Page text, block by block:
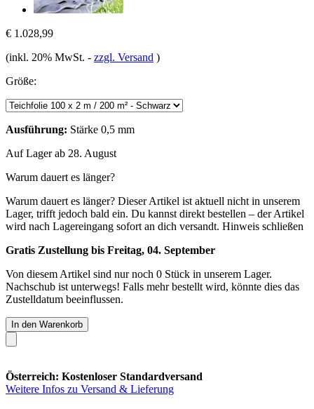
€ 1.028,99
(inkl. 20% MwSt. - zzgl. Versand )
Größe:
Ausführung: Stärke 0,5 mm
Auf Lager ab 28. August
Warum dauert es länger?
Warum dauert es länger? Dieser Artikel ist aktuell nicht in unserem
Lager, trifft jedoch bald ein. Du kannst direkt bestellen – der Artikel
wird nach Lagereingang sofort an dich versandt. Hinweis schließen
Gratis Zustellung bis Freitag, 04. September
Von diesem Artikel sind nur noch 0 Stück in unserem Lager.
Nachschub ist unterwegs! Falls mehr bestellt wird, könnte dies das
Zustelldatum beeinflussen.
In den Warenkorb
Österreich: Kostenloser Standardversand
Weitere Infos zu Versand & Lieferung